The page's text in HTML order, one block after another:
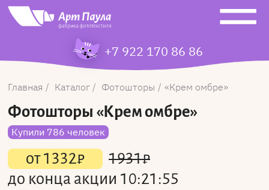
+7 922 170 86 86
Главная Каталог Фотошторы Крем омбре
Фотошторы «Крем омбре»
Купили 786 человек
от1332₽ 1931₽
до конца акции 10:21:55